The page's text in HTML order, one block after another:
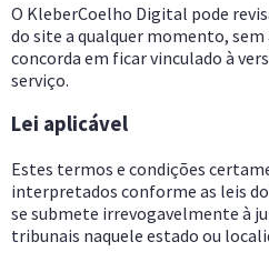
O KleberCoelho Digital pode
do site a qualquer momento, sem
concorda em ficar vinculado à
serviço.
Lei aplicável
Estes termos e condições
interpretados conforme as leis
se submete irrevogavelmente à
tribunais naquele estado ou